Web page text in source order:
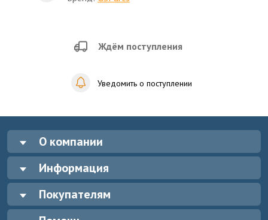
Ждём поступления
Уведомить о поступлении
О компании
Информация
Покупателям